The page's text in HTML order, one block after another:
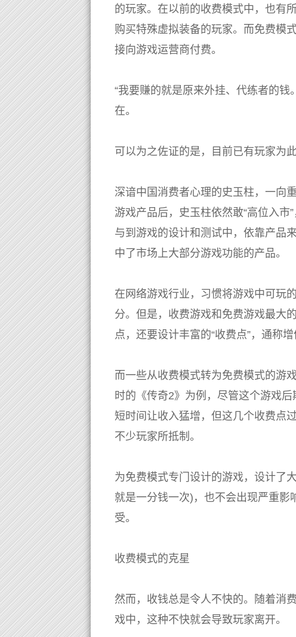
的玩家。在以前的收费模式中，也有
购买特殊虚拟装备的玩家。而免费模
接向游戏运营商付费。
“我要赚的就是原来外挂、代练者的
在。
可以为之佐证的是，目前已有玩家为
深谙中国消费者心理的史玉柱，一向
游戏产品后，史玉柱依然敢“高位入
与到游戏的设计和测试中，依靠产品
中了市场上大部分游戏功能的产品。
在网络游戏行业，习惯将游戏中可玩
分。但是，收费游戏和免费游戏最大
点，还要设计丰富的“收费点”，通称增
而一些从收费模式转为免费模式的游
时的《传奇2》为例，尽管这个游戏
短时间让收入猛增，但这几个收费点
不少玩家所抵制。
为免费模式专门设计的游戏，设计了
就是一分钱一次)，也不会出现严重
受。
收费模式的克星
然而，收钱总是令人不快的。随着消
戏中，这种不快就会导致玩家离开。